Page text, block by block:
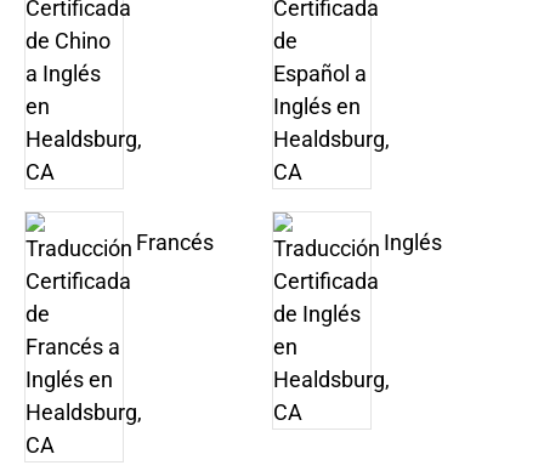
Francés Inglés